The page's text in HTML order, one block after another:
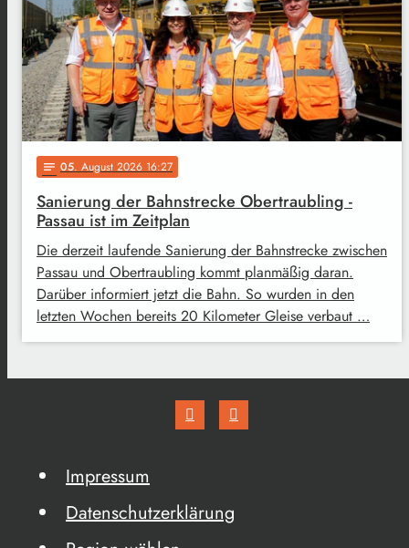
notes 05. August 2026 16:27
Sanierung der Bahnstrecke Obertraubling -
Passau ist im Zeitplan
Die derzeit laufende Sanierung der Bahnstrecke zwischen
Passau und Obertraubling kommt planmäßig daran.
Darüber informiert jetzt die Bahn. So wurden in den
letzten Wochen bereits 20 Kilometer Gleise verbaut …
Impressum
Datenschutzerklärung